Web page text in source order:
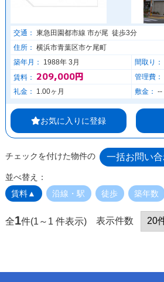
交通： 東急田園都市線 市が尾 徒歩3分
住所： 横浜市青葉区市ケ尾町
築年月：
1988年 3月 間取り：
賃料：
209,000円 管理費：
礼金：
1.00ヶ月 敷金： --
お気に入りに登録
チェックを付けた物件の
並べ替え：
賃料▲
沿線・駅 徒歩 築年数
全1件(1～1 件表示) 表示件数